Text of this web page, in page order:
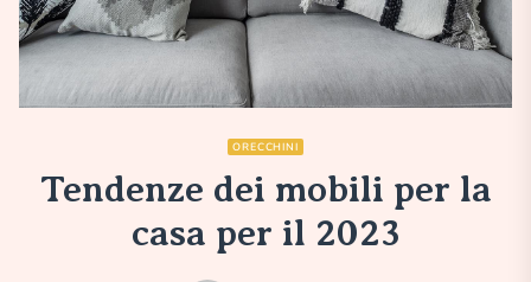
ORECCHINI
Tendenze dei mobili per la
casa per il 2023